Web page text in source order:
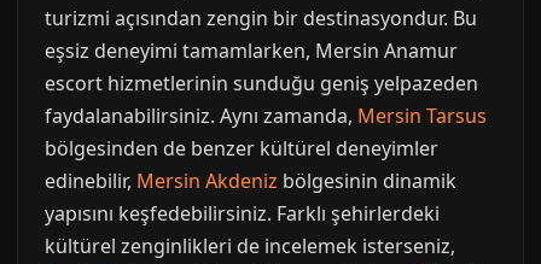
turizmi açısından zengin bir destinasyondur. Bu
eşsiz deneyimi tamamlarken, Mersin Anamur
escort hizmetlerinin sunduğu geniş yelpazeden
faydalanabilirsiniz. Aynı zamanda, Mersin Tarsus
bölgesinden de benzer kültürel deneyimler
edinebilir, Mersin Akdeniz bölgesinin dinamik
yapısını keşfedebilirsiniz. Farklı şehirlerdeki
kültürel zenginlikleri de incelemek isterseniz,